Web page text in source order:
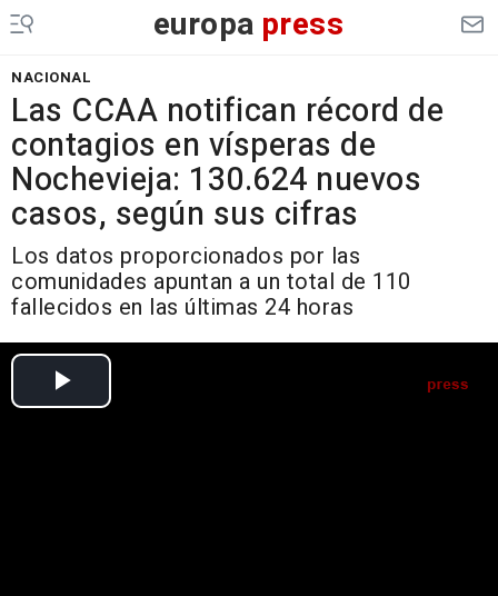
europa press
NACIONAL
Las CCAA notifican récord de
contagios en vísperas de
Nochevieja: 130.624 nuevos
casos, según sus cifras
Los datos proporcionados por las
comunidades apuntan a un total de 110
fallecidos en las últimas 24 horas